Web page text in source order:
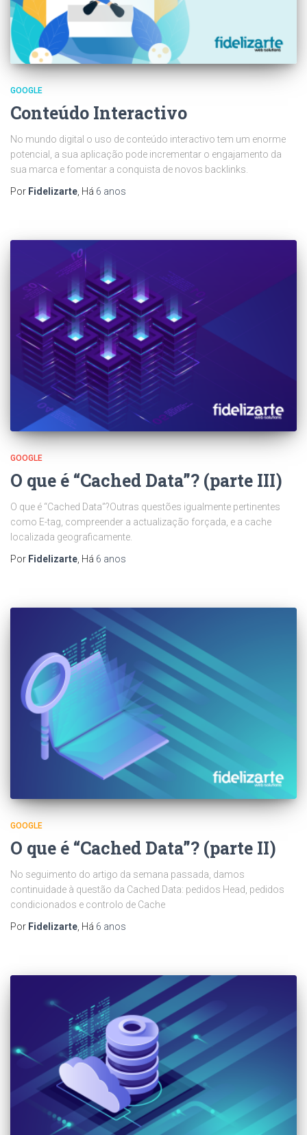
GOOGLE
Conteúdo Interactivo
No mundo digital o uso de conteúdo interactivo tem um enorme
potencial, a sua aplicação pode incrementar o engajamento da
sua marca e fomentar a conquista de novos backlinks.
Por Fidelizarte, Há 6 anos
GOOGLE
O que é “Cached Data”? (parte III)
O que é “Cached Data”?Outras questões igualmente pertinentes
como E-tag, compreender a actualização forçada, e a cache
localizada geograficamente.
Por Fidelizarte , Há 6 anos
GOOGLE
O que é “Cached Data”? (parte II)
No seguimento do artigo da semana passada, damos
continuidade à questão da Cached Data: pedidos Head, pedidos
condicionados e controlo de Cache
Por Fidelizarte , Há 6 anos